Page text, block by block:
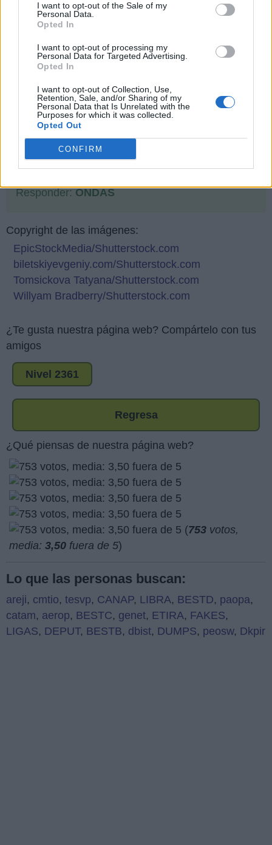
I want to opt-out of the Sale of my
Personal Data.
Opted In
I want to opt-out of processing my
Personal Data for Targeted Advertising.
Opted In
I want to opt-out of Collection, Use,
Retention, Sale, and/or Sharing of my
Personal Data that Is Unrelated with the
Purposes for which it was collected.
Opted Out
CONFIRM
Responder: ONDAS
Copyright de las imágenes:
EpicStockMedia/Shutterstock.com
biletskiyevgeniy.com/Shutterstock.com
Tomsickova Tatyana/Shutterstock.com
Willyam Bradberry/Shutterstock.com
¿Te gusta nuestra página web? Compártelo con tus
amigos
Nivel 2361
Regresa
¿Qué piensas de nuestra página web?
(753 votos,
media: 3,50 fuera de 5)
Lo que las personas buscan:
areji, cmtio, tesvp, CANAP, LIBRA, BESTD, paopa,
catam, aerop, BESTC, genet, ETIRA, FAKES,
LIGAS, DEPUT, BESTB, dbist, DUMPS, peosw, Dkpir